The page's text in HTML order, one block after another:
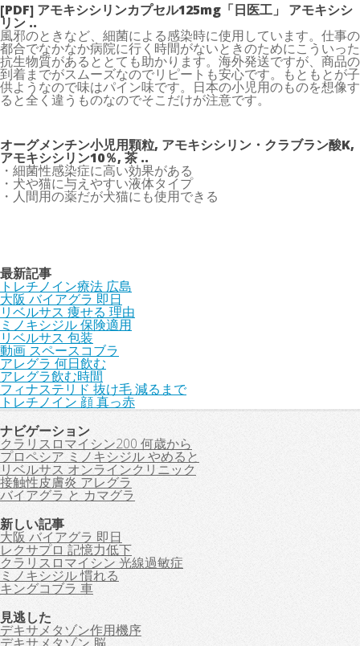
[PDF] アモキシシリンカプセル125mg「日医工」 アモキシシ
リン ..
風邪のときなど、細菌による感染時に使用しています。仕事の
都合でなかなか病院に行く時間がないときのためにこういった
抗生物質があるととても助かります。海外発送ですが、商品の
到着までがスムーズなのでリピートも安心です。もともとが子
供ようなので味はパイン味です。日本の小児用のものを想像す
ると全く違うものなのでそこだけが注意です。
オーグメンチン小児用顆粒, アモキシシリン・クラブラン酸K,
アモキシシリン10％, 茶 ..
・細菌性感染症に高い効果がある
・犬や猫に与えやすい液体タイプ
・人間用の薬だが犬猫にも使用できる
最新記事
トレチノイン療法 広島
大阪 バイアグラ 即日
リベルサス 痩せる 理由
ミノキシジル 保険適用
リベルサス 包装
動画 スペースコブラ
アレグラ 何日飲む
アレグラ飲む時間
フィナステリド 抜け毛 減るまで
トレチノイン 顔 真っ赤
ナビゲーション
クラリスロマイシン200 何歳から
プロペシア ミノキシジル やめると
リベルサス オンラインクリニック
接触性皮膚炎 アレグラ
バイアグラ と カマグラ
新しい記事
大阪 バイアグラ 即日
レクサプロ 記憶力低下
クラリスロマイシン 光線過敏症
ミノキシジル 慣れる
キングコブラ 車
見逃した
デキサメタゾン作用機序